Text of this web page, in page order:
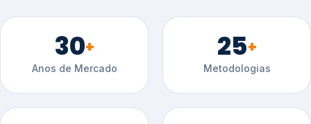
30+
Anos de Mercado
25+
Metodologias